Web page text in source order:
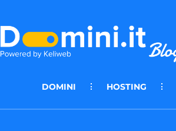
DOMINI HOSTING